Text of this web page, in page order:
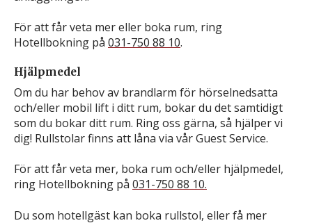
För att får veta mer eller boka rum, ring
Hotellbokning på 031-750 88 10.
Hjälpmedel
Om du har behov av brandlarm för hörselnedsatta
och/eller mobil lift i ditt rum, bokar du det samtidigt
som du bokar ditt rum. Ring oss gärna, så hjälper vi
dig! Rullstolar finns att låna via vår Guest Service.
För att får veta mer, boka rum och/eller hjälpmedel,
ring Hotellbokning på 031-750 88 10.
Du som hotellgäst kan boka rullstol, eller få mer